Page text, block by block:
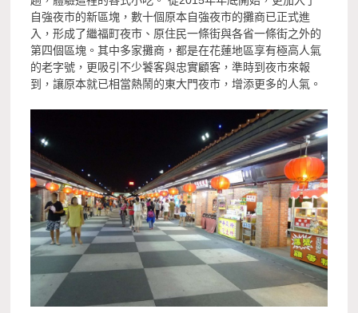
自強夜市的新區塊，數十個原本自強夜市的攤商已正式進
入，形成了繼福町夜市、原住民一條街與各省一條街之外的
第四個區塊。其中多家攤商，都是在花蓮地區享有極高人氣
的老字號，更吸引不少饕客與忠實顧客，準時到夜市來報
到，讓原本就已相當熱鬧的東大門夜市，增添更多的人氣。